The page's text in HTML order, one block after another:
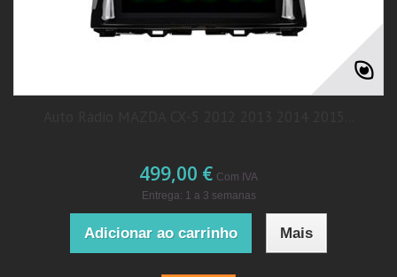
499,00 € Com IVA
Entrega: 1 a 3 semanas
Adicionar ao carrinho Mais